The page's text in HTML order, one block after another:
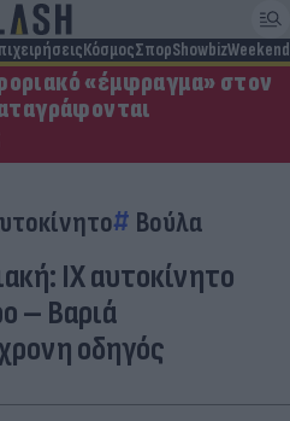
ΚόσμοςΣπορShowbizWeekend
«έμφραγμα» στον
Βούλα
ΙΧ αυτοκίνητο
– Βαριά
οδηγός